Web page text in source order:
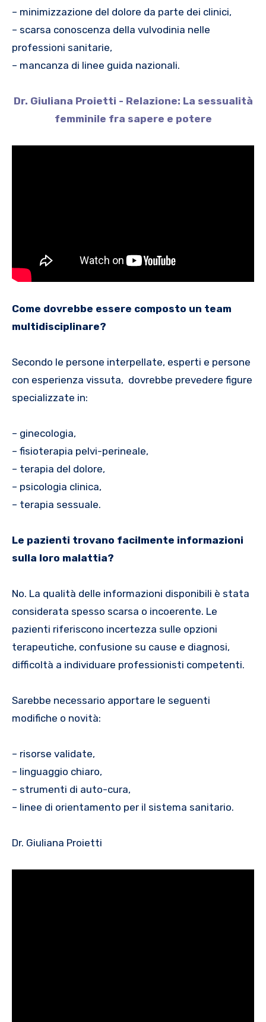
– minimizzazione del dolore da parte dei clinici,
– scarsa conoscenza della vulvodinia nelle
professioni sanitarie,
– mancanza di linee guida nazionali.
Dr. Giuliana Proietti - Relazione: La sessualità
femminile fra sapere e potere
Come dovrebbe essere composto un team
multidisciplinare?
Secondo le persone interpellate, esperti e persone
con esperienza vissuta, dovrebbe prevedere figure
specializzate in:
– ginecologia,
– fisioterapia pelvi-perineale,
– terapia del dolore,
– psicologia clinica,
– terapia sessuale.
Le pazienti trovano facilmente informazioni
sulla loro malattia?
No. La qualità delle informazioni disponibili è stata
considerata spesso scarsa o incoerente. Le
pazienti riferiscono incertezza sulle opzioni
terapeutiche, confusione su cause e diagnosi,
difficoltà a individuare professionisti competenti.
Sarebbe necessario apportare le seguenti
modifiche o novità:
– risorse validate,
– linguaggio chiaro,
– strumenti di auto-cura,
– linee di orientamento per il sistema sanitario.
Dr. Giuliana Proietti